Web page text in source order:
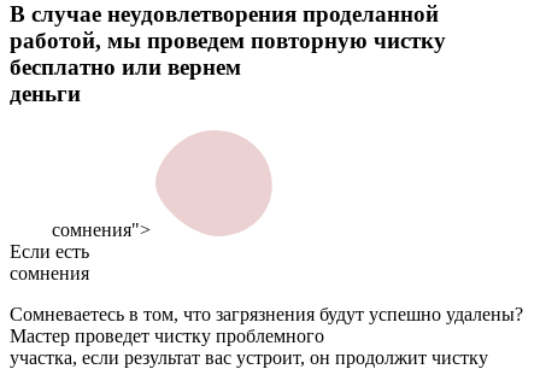
В случае неудовлетворения проделанной
работой, мы проведем повторную чистку
бесплатно или вернем
деньги
сомнения">
Если есть
сомнения
Сомневаетесь в том, что загрязнения будут успешно удалены?
Мастер проведет чистку проблемного
участка, если результат вас устроит, он продолжит чистку